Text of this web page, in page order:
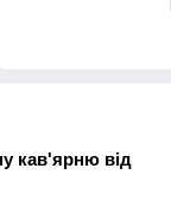
кав'ярню від